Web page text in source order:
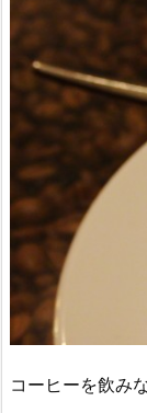
コーヒーを飲み